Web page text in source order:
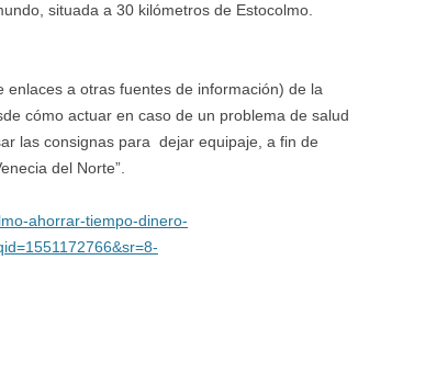
situada a 30 kilómetros de Estocolmo.
a otras fuentes de información) de la
cómo actuar en caso de un problema de salud
las consignas para dejar equipaje, a fin de
del Norte”.
ahorrar-tiempo-dinero-